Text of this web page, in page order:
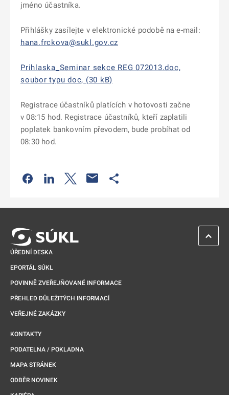
jméno účastníka.
Přihlášky zasílejte v elektronické podobě na e-mail:
hana.frckova@sukl.gov.cz
Prihlaska_Seminar sekce REG 072013.doc,
soubor typu doc, (30 kB)
Registrace účastníků platících v hotovosti začne
v 08:15 hod. Registrace účastníků, kteří zaplatili
poplatek bankovním převodem, bude probíhat od
08:30 hod.
Odkaz se otevře na nové kartě
Odkaz se otevře na nové kartě
Odkaz se otevře na nové kartě
ÚŘEDNÍ DESKA
EPORTÁL SÚKL
POVINNĚ ZVEŘEJŇOVANÉ INFORMACE
PŘEHLED DŮLEŽITÝCH INFORMACÍ
VEŘEJNÉ ZAKÁZKY
KONTAKTY
PODATELNA / POKLADNA
MAPA STRÁNEK
ODBĚR NOVINEK
ZPĚT